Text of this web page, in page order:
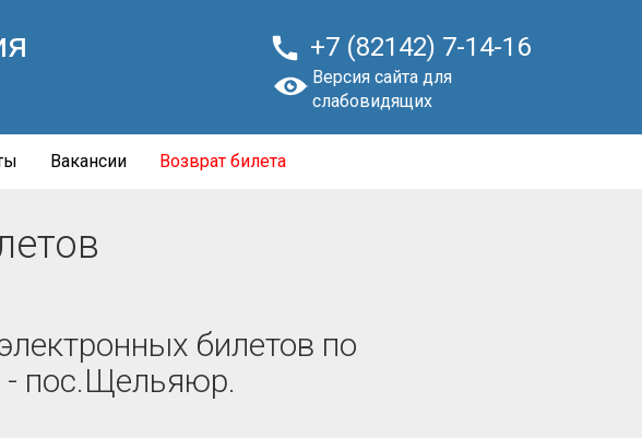
 +7 (82142) 7-14-16
Версия сайта для
слабовидящих
Вакансии Возврат билета
билетов по
- пос.Щельяюр.